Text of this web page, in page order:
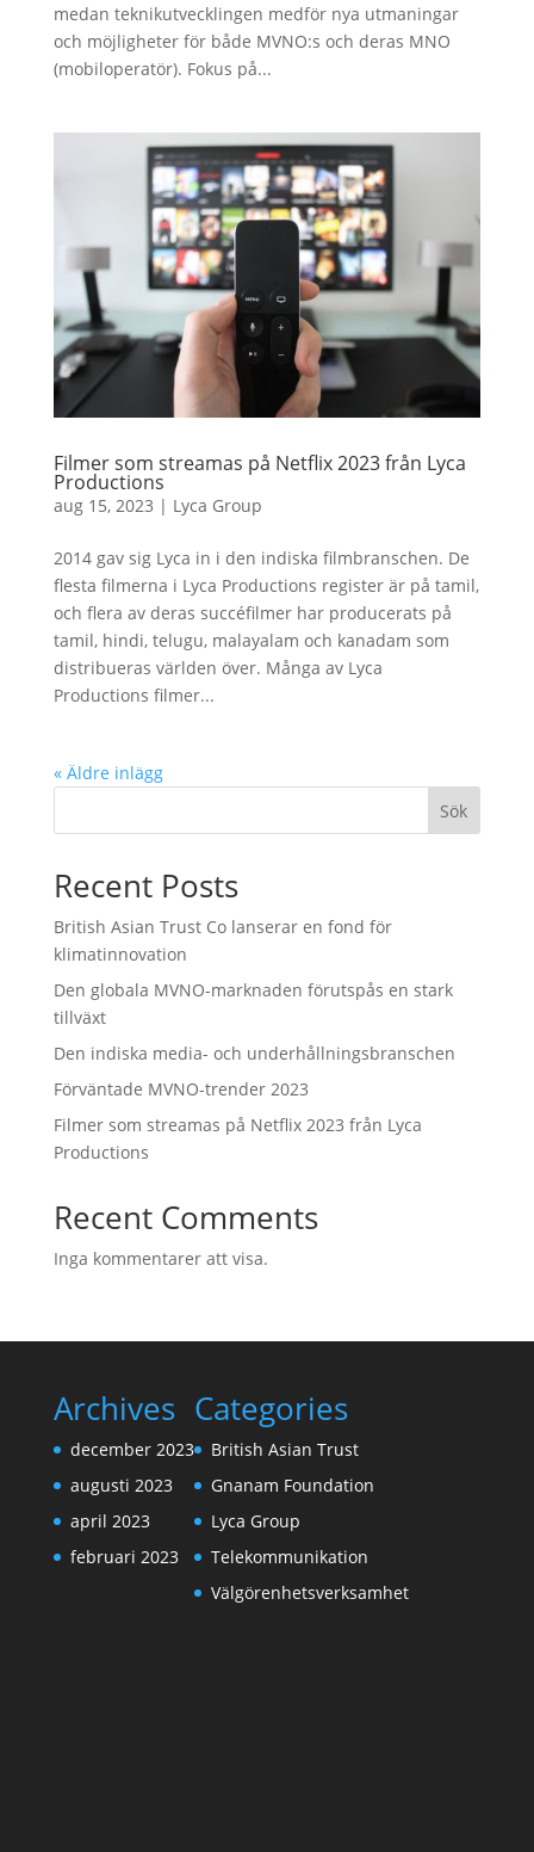
medan teknikutvecklingen medför nya utmaningar
och möjligheter för både MVNO:s och deras MNO
(mobiloperatör). Fokus på...
Filmer som streamas på Netflix 2023 från Lyca
Productions
aug 15, 2023 | Lyca Group
2014 gav sig Lyca in i den indiska filmbranschen. De
flesta filmerna i Lyca Productions register är på tamil,
och flera av deras succéfilmer har producerats på
tamil, hindi, telugu, malayalam och kanadam som
distribueras världen över. Många av Lyca
Productions filmer...
« Äldre inlägg
Sök
Recent Posts
British Asian Trust Co lanserar en fond för
klimatinnovation
Den globala MVNO-marknaden förutspås en stark
tillväxt
Den indiska media- och underhållningsbranschen
Förväntade MVNO-trender 2023
Filmer som streamas på Netflix 2023 från Lyca
Productions
Recent Comments
Inga kommentarer att visa.
Archives
december 2023
augusti 2023
april 2023
februari 2023
Categories
British Asian Trust
Gnanam Foundation
Lyca Group
Telekommunikation
Välgörenhetsverksamhet